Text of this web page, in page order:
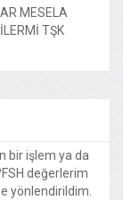
MESELA
TŞK
bir işlem ya da
değerlerim
yönlendirildim.